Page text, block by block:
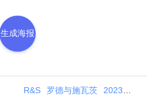
生成海报
R&S 罗德与施瓦茨 2023MWC上海世界移动通信大会